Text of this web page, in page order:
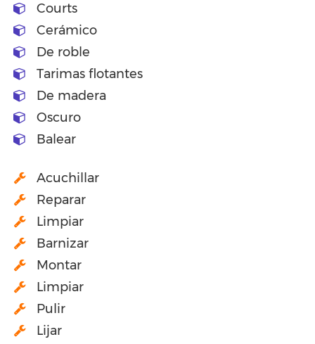
Courts
Cerámico
De roble
Tarimas flotantes
De madera
Oscuro
Balear
Acuchillar
Reparar
Limpiar
Barnizar
Montar
Limpiar
Pulir
Lijar